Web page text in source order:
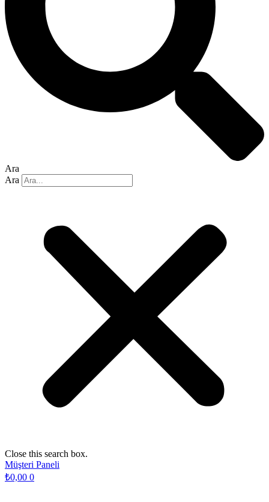
Ara
Ara
Close this search box.
Müşteri Paneli
₺0,00 0